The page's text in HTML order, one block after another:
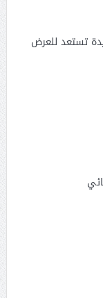
تستعد للعرض